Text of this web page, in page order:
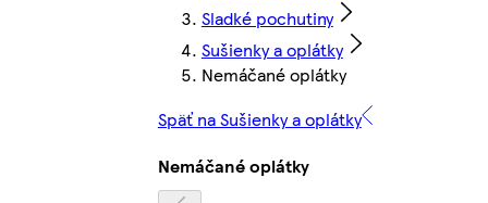
Sladké pochutiny
Sušienky a oplátky
Nemáčané oplátky
Späť na Sušienky a oplátky
Nemáčané oplátky